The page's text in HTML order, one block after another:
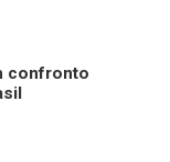
confronto